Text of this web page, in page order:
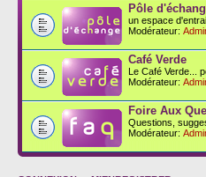
Pôle
un espace
Modérateur:
Café Verde
Le Café Verde...
Modérateur:
Foire Aux
Questions,
Modérateur: